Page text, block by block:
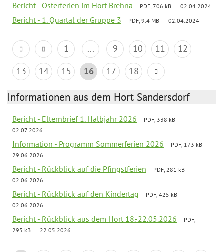
Bericht - Osterferien im Hort Brehna PDF, 706 kB 02.04.2024
Bericht - 1. Quartal der Gruppe 3 PDF, 9.4 MB 02.04.2024
1 ... 9 10 11
12
13
14 15 16 17 18
Informationen aus dem Hort Sandersdorf
Bericht - Elternbrief 1. Halbjahr 2026
PDF, 338 kB
02.07.2026
Information - Programm Sommerferien 2026
PDF, 173 kB
29.06.2026
Bericht - Rückblick auf die Pfingstferien
PDF, 281 kB
02.06.2026
Bericht - Rückblick auf den Kindertag
PDF, 425 kB
02.06.2026
Bericht - Rückblick aus dem Hort 18.-22.05.2026
PDF,
293 kB
22.05.2026